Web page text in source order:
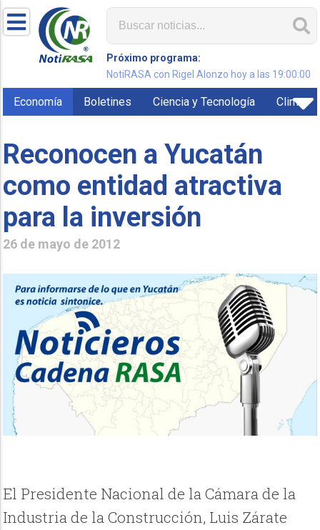
Próximo programa:
NotiRASA con Rigel Alonzo hoy a las 19:00:00
Economía Boletines Ciencia y Tecnología Clima
Reconocen a Yucatán
como entidad atractiva
para la inversión
26 de mayo de 2012
El Presidente Nacional de la Cámara de la
Industria de la Construcción, Luis Zárate